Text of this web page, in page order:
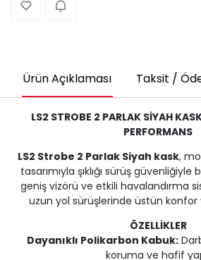
Ürün Açıklaması Taksit /
LS2 STROBE 2 PARLAK SİYAH
PERFORMANS
LS2 Strobe 2 Parlak Siyah kask,
tasarımıyla şıklığı sürüş güvenliğiyle
geniş vizörü ve etkili havalandırma
uzun yol sürüşlerinde üstün konfor
ÖZELLİKLER
Dayanıklı Polikarbon Kabuk:
koruma ve hafif